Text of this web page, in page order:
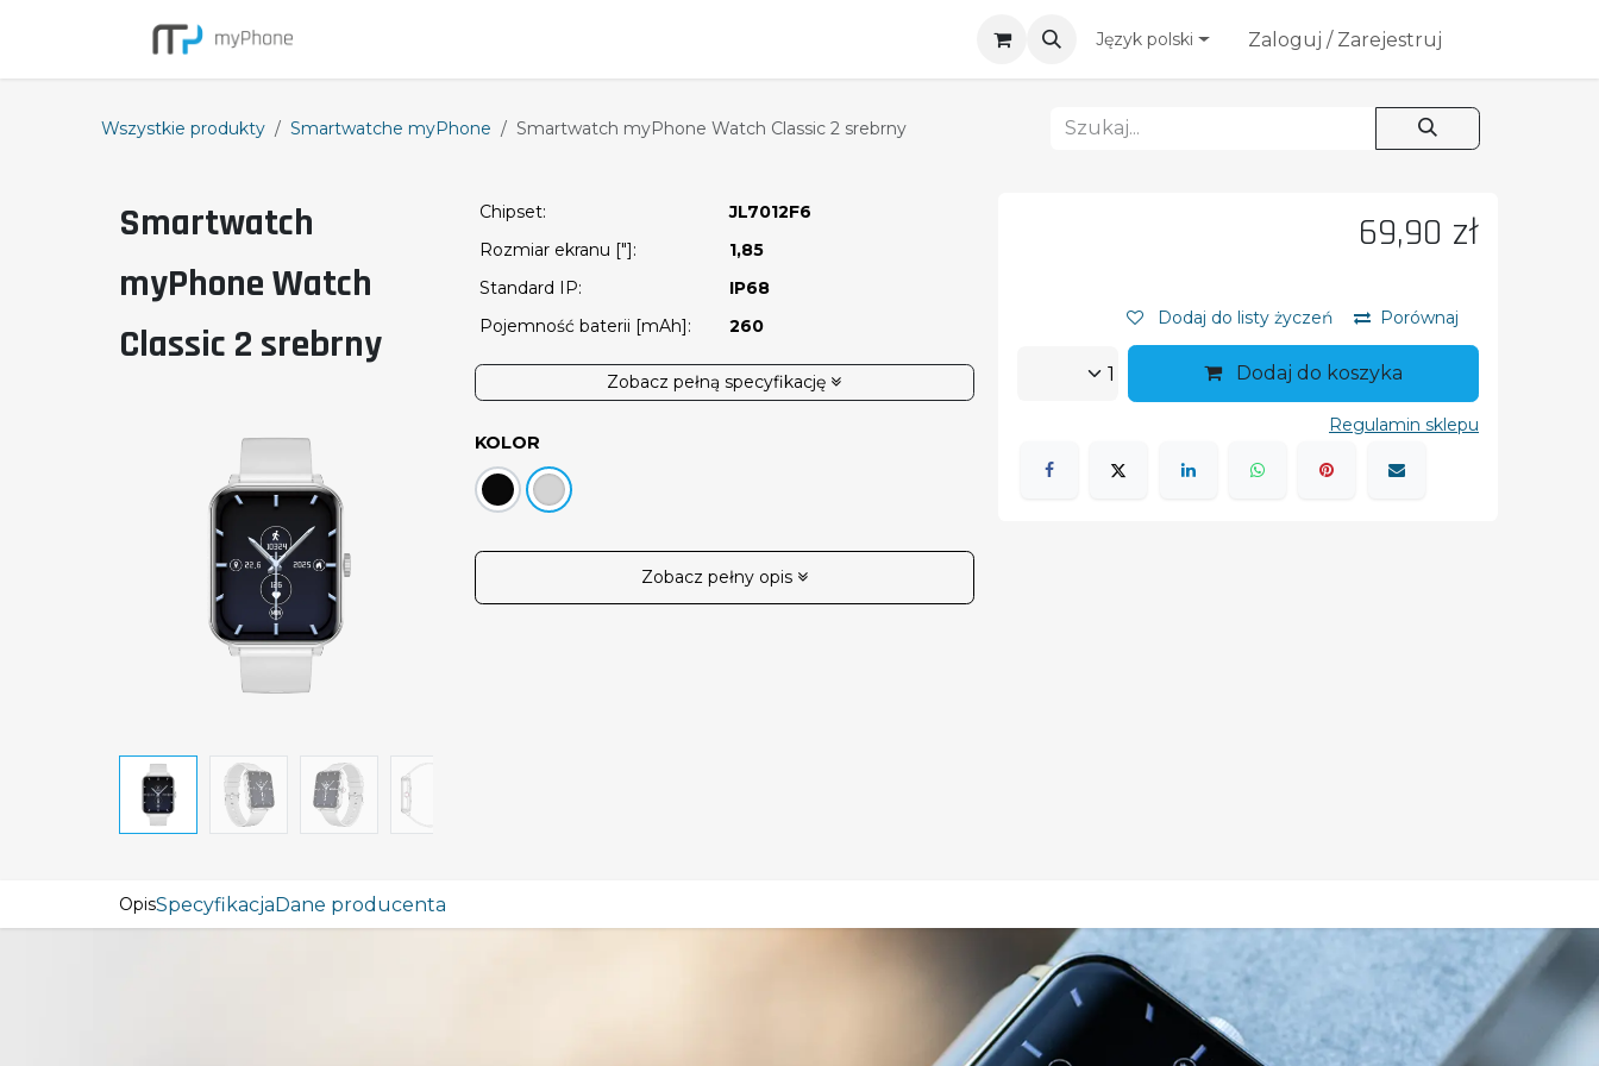
Akcesoria Blog
Język polski Zaloguj / Zarejestruj
Wszystkie produkty Smartwatche myPhone Smartwatch myPhone Watch Classic 2 srebrny
Smartwatch
myPhone Watch
Classic 2 srebrny
Chipset:
JL7012F6
Rozmiar ekranu ["]:
1,85
Standard IP:
IP68
Pojemność baterii [mAh]: 260
Zobacz pełną specyfikację
KOLOR
Zobacz pełny opis
69,90 zł
Dodaj do listy życzeń Porównaj
Dodaj do koszyka
Regulamin sklepu
OpisSpecyfikacjaDane producenta